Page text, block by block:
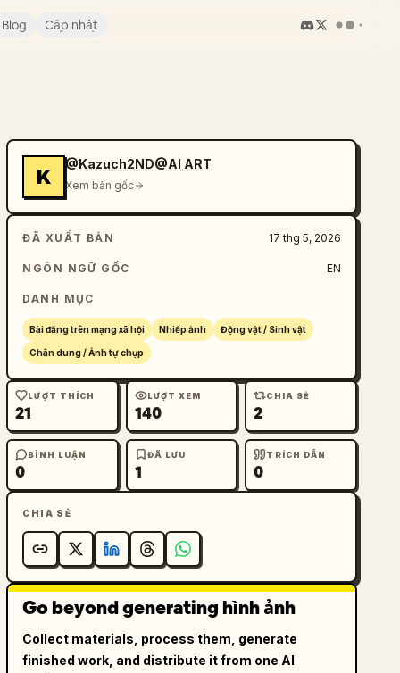
Blog Cập nhật
K
@Kazuch2ND@AI ART
Xem bản gốc
ĐÃ XUẤT BẢN 17 thg 5, 2026
NGÔN NGỮ GỐC EN
DANH MỤC
Bài đăng trên mạng xã hội Nhiếp ảnh Động vật / Sinh vật
Chân dung / Ảnh tự chụp
LƯỢT THÍCH
21
LƯỢT XEM
140
CHIA SẺ
2
BÌNH LUẬN
0
ĐÃ LƯU
1
TRÍCH DẪN
0
CHIA SẺ
Go beyond generating hình ảnh
Collect materials, process them, generate
finished work, and distribute it from one AI